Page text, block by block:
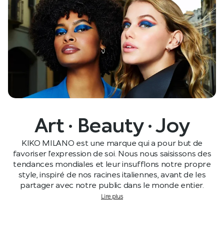
Art · Beauty · Joy
KIKO MILANO est une marque qui a pour but de
favoriser l’expression de soi. Nous nous saisissons des
tendances mondiales et leur insufflons notre propre
style, inspiré de nos racines italiennes, avant de les
partager avec notre public dans le monde entier.
Lire plus